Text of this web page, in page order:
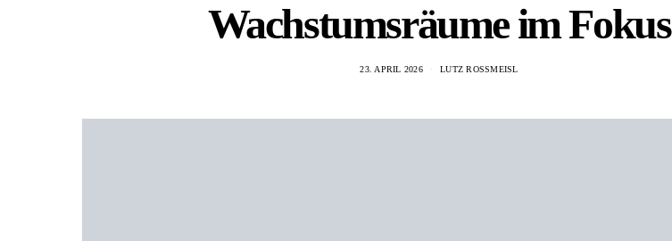
Wachstumsräume im Fokus
23. APRIL 2026 LUTZ ROSSMEISL